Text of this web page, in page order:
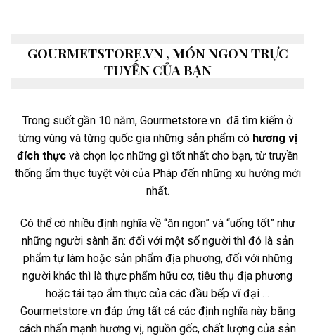
GOURMETSTORE.VN , MÓN NGON TRỰC
TUYẾN CỦA BẠN
Trong suốt gần 10 năm, Gourmetstore.vn đã tìm kiếm ở
từng vùng và từng quốc gia những sản phẩm có hương vị
đích thực và chọn lọc những gì tốt nhất cho bạn, từ truyền
thống ẩm thực tuyệt vời của Pháp đến những xu hướng mới
nhất.
Có thể có nhiều định nghĩa về “ăn ngon” và “uống tốt” như
những người sành ăn: đối với một số người thì đó là sản
phẩm tự làm hoặc sản phẩm địa phương, đối với những
người khác thì là thực phẩm hữu cơ, tiêu thụ địa phương
hoặc tái tạo ẩm thực của các đầu bếp vĩ đại …
Gourmetstore.vn đáp ứng tất cả các định nghĩa này bằng
cách nhấn mạnh hương vị, nguồn gốc, chất lượng của sản